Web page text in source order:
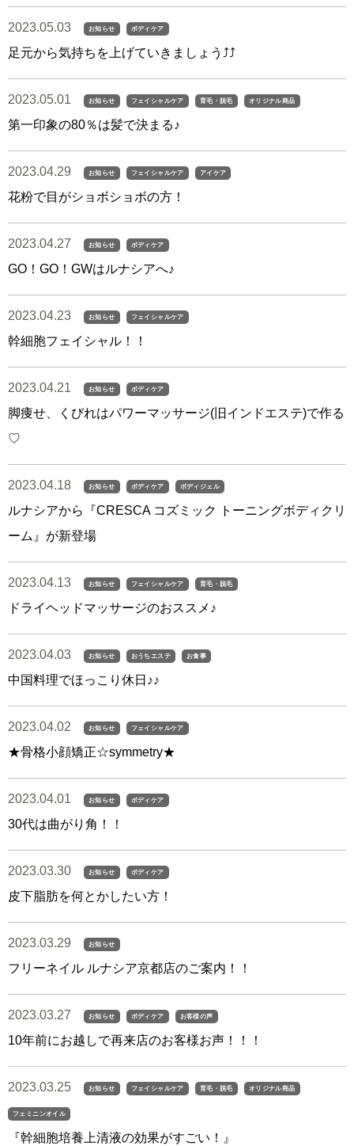
2023.05.03 お知らせ ボディケア
足元から気持ちを上げていきましょう⤴︎⤴︎
2023.05.01 お知らせ フェイシャルケア 育毛・脱毛 オリジナル商品
第一印象の80％は髪で決まる♪
2023.04.29 お知らせ フェイシャルケア アイケア
花粉で目がショボショボの方！
2023.04.27 お知らせ ボディケア
GO！GO！GWはルナシアへ♪
2023.04.23 お知らせ フェイシャルケア
幹細胞フェイシャル！！
2023.04.21 お知らせ ボディケア
脚痩せ、くびれはパワーマッサージ(旧インドエステ)で作る
♡
2023.04.18 お知らせ ボディケア ボディジェル
ルナシアから『CRESCA コズミック トーニングボディクリ
ーム』が新登場
2023.04.13 お知らせ フェイシャルケア 育毛・脱毛
ドライヘッドマッサージのおススメ♪
2023.04.03 お知らせ おうちエステ お食事
中国料理でほっこり休日♪♪
2023.04.02 お知らせ フェイシャルケア
★骨格小顔矯正☆symmetry★
2023.04.01 お知らせ ボディケア
30代は曲がり角！！
2023.03.30 お知らせ ボディケア
皮下脂肪を何とかしたい方！
2023.03.29 お知らせ
フリーネイル ルナシア京都店のご案内！！
2023.03.27 お知らせ ボディケア お客様の声
10年前にお越しで再来店のお客様お声！！！
2023.03.25 お知らせ フェイシャルケア 育毛・脱毛 オリジナル商品
フェミニンオイル
『幹細胞培養上清液の効果がすごい！』